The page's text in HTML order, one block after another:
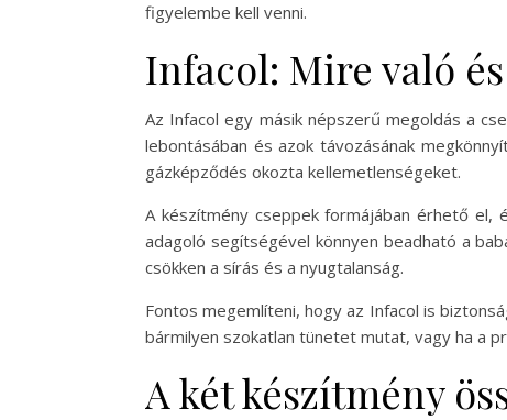
figyelembe kell venni.
Infacol: Mire való
Az Infacol egy másik népszerű megoldás a
lebontásában és azok távozásának
gázképződés okozta kellemetlenségeket.
A készítmény cseppek formájában érhető el,
adagoló segítségével könnyen beadható a
csökken a sírás és a nyugtalanság.
Fontos megemlíteni, hogy az Infacol is
bármilyen szokatlan tünetet mutat, vagy ha a
A két készítmény